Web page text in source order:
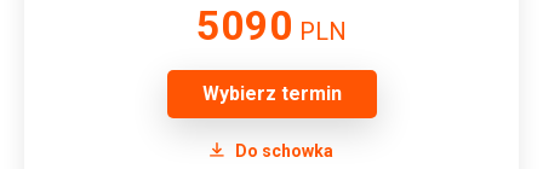
5090 PLN
Wybierz termin
Do schowka